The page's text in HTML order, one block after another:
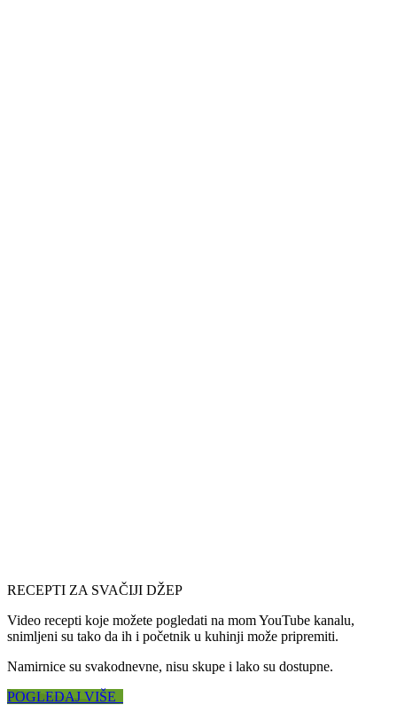
RECEPTI ZA SVAČIJI DŽEP
Video recepti koje možete pogledati na mom YouTube kanalu,
snimljeni su tako da ih i početnik u kuhinji može pripremiti.
Namirnice su svakodnevne, nisu skupe i lako su dostupne.
POGLEDAJ VIŠE